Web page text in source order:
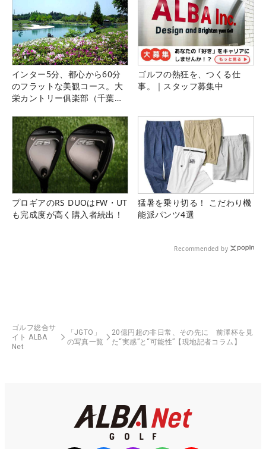
インター5分、都心から60分
のフラットな美観コース。大
栄カントリー俱楽部（千葉
ゴルフの熱狂を、つくる仕
事。｜スタッフ募集中
プロギアのRS DUOはFW・UT
も完成度が高く購入者続出！
猛暑を乗り切る！ こだわり機
能派パンツ4選
Recommended by
ゴルフ総合サ
イト ALBA
Net
「JGTO」
の写真一覧
20億円超の非日常、その先に 前澤杯を見
た“実感”と“可能性”【現地記者コラム】